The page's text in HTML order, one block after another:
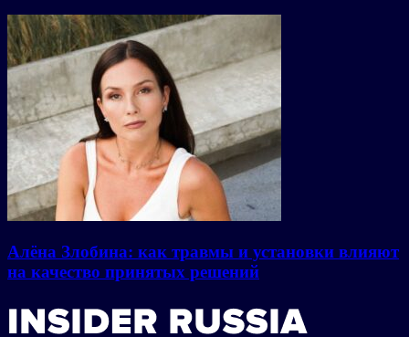
Алёна Злобина: как травмы и установки влияют
на качество принятых решений